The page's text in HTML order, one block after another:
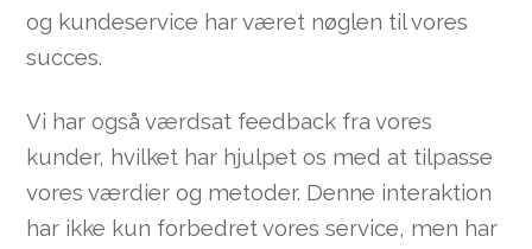
og kundeservice har været nøglen til vores
succes.
Vi har også værdsat feedback fra vores
kunder, hvilket har hjulpet os med at tilpasse
vores værdier og metoder. Denne interaktion
har ikke kun forbedret vores service, men har